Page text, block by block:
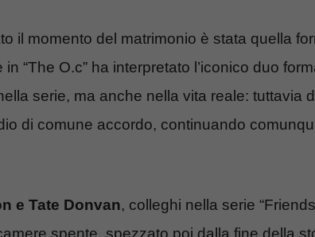
il momento del matrimonio è stata quella
in “The O.c” ha interpretato l’iconico duo
serie, ma anche nella vita reale: tuttavia
di comune accordo, continuando
e Tate Donvan, colleghi nella serie
spente, spezzato poi dalla fine della